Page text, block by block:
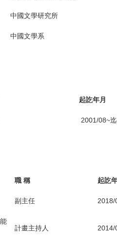
中國文學研究所
中國文學系
起訖年月
2001/08~
職 稱 起訖
副主任 2018/
計畫主持人 2014/